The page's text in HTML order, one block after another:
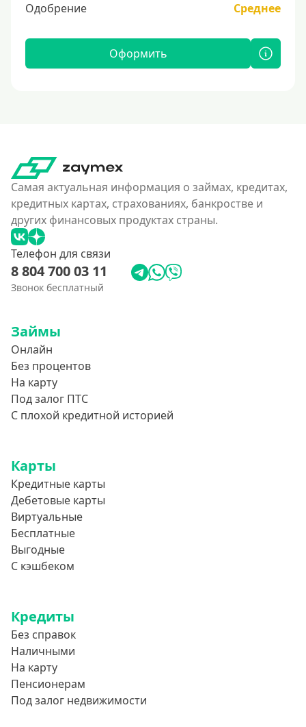
Одобрение
Среднее
Оформить
Самая актуальная информация о займах, кредитах,
кредитных картах, страхованиях, банкростве и
других финансовых продуктах страны.
Телефон для связи
8 804 700 03 11
Звонок бесплатный
Займы
Онлайн
Без процентов
На карту
Под залог ПТС
С плохой кредитной историей
Карты
Кредитные карты
Дебетовые карты
Виртуальные
Бесплатные
Выгодные
С кэшбеком
Кредиты
Без справок
Наличными
На карту
Пенсионерам
Под залог недвижимости